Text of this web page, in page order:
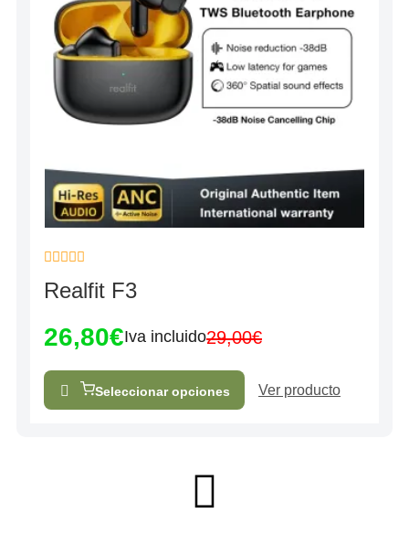
con
5
Realfit F3
29,00€
26,80€Iva incluido
Seleccionar opciones Ver producto